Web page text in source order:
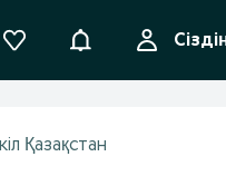
Ақпараттандыру